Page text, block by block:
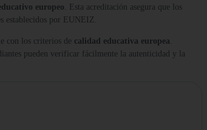
europeo. Esta acreditación asegura que los
establecidos por EUNEIZ.
con los criterios de calidad educativa europea.
pueden verificar fácilmente la autenticidad y la